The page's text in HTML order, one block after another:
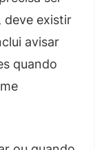
deve existir
avisar
quando